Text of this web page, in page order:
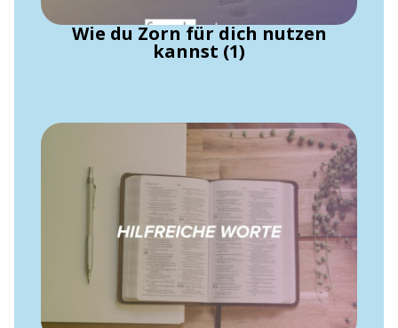
Wie du Zorn für dich nutzen
kannst (1)